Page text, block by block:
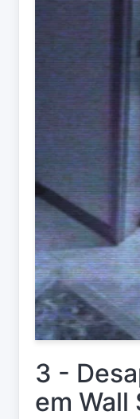
3 -
em Wall